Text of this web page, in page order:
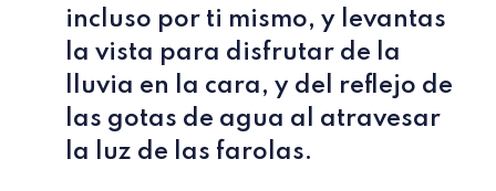
incluso por ti mismo, y levantas
la vista para disfrutar de la
lluvia en la cara, y del reflejo de
las gotas de agua al atravesar
la luz de las farolas.